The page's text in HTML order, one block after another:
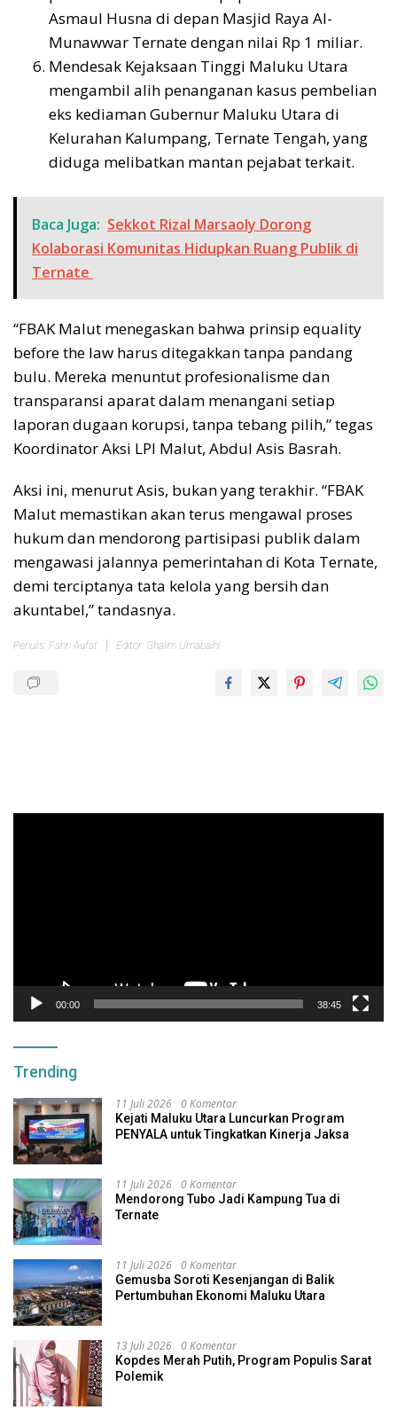
Asmaul Husna di depan Masjid Raya Al-
Munawwar Ternate dengan nilai Rp 1 miliar.
Mendesak Kejaksaan Tinggi Maluku Utara
mengambil alih penanganan kasus pembelian
eks kediaman Gubernur Maluku Utara di
Kelurahan Kalumpang, Ternate Tengah, yang
diduga melibatkan mantan pejabat terkait.
Baca Juga: Sekkot Rizal Marsaoly Dorong
Kolaborasi Komunitas Hidupkan Ruang Publik di
Ternate
“FBAK Malut menegaskan bahwa prinsip equality
before the law harus ditegakkan tanpa pandang
bulu. Mereka menuntut profesionalisme dan
transparansi aparat dalam menangani setiap
laporan dugaan korupsi, tanpa tebang pilih,” tegas
Koordinator Aksi LPI Malut, Abdul Asis Basrah.
Aksi ini, menurut Asis, bukan yang terakhir. “FBAK
Malut memastikan akan terus mengawal proses
hukum dan mendorong partisipasi publik dalam
mengawasi jalannya pemerintahan di Kota Ternate,
demi terciptanya tata kelola yang bersih dan
akuntabel,” tandasnya.
Penulis: Fahri Aufat Editor: Ghalim Umabaihi
00:00 38:45
Trending
11 Juli 2026 0 Komentar
Kejati Maluku Utara Luncurkan Program
PENYALA untuk Tingkatkan Kinerja Jaksa
11 Juli 2026 0 Komentar
Mendorong Tubo Jadi Kampung Tua di
Ternate
11 Juli 2026 0 Komentar
Gemusba Soroti Kesenjangan di Balik
Pertumbuhan Ekonomi Maluku Utara
13 Juli 2026 0 Komentar
Kopdes Merah Putih, Program Populis Sarat
Polemik